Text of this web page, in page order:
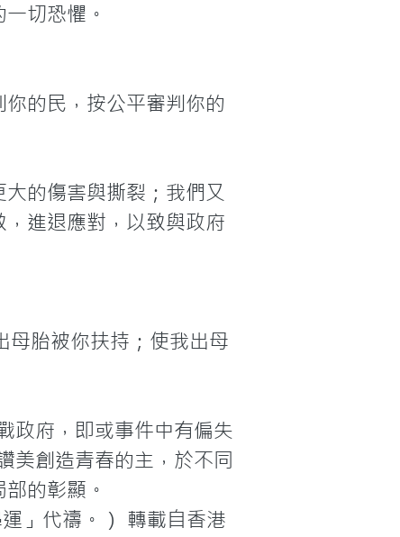
切恐懼。
的民，按公平審判你的
的傷害與撕裂；我們又
進退應對，以致與政府
胎被你扶持；使我出母
政府，即或事件中有偏失
美創造青春的主，於不同
的彰顯。
」代禱。） 轉載自香港